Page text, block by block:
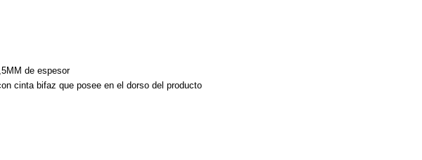
de espesor
cinta bifaz que posee en el dorso del producto